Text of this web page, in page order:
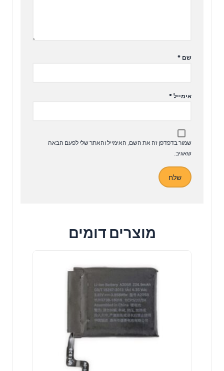
שם *
אימייל *
שמור בדפדפן זה את השם, האימייל והאתר שלי לפעם הבאה
שאגיב.
מוצרים דומים